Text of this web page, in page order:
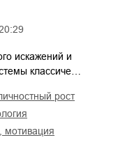
искажений и
классиче…
рост
мотивация